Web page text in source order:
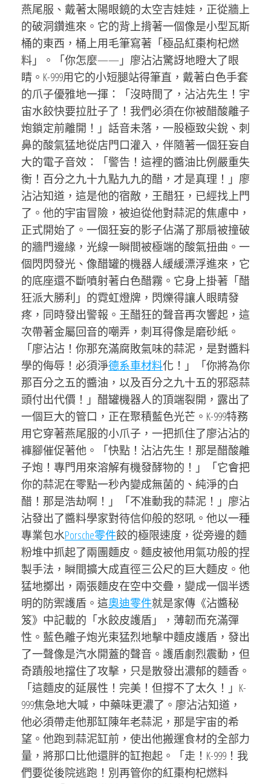
燕尾服、戴著太陽眼鏡的太空吉娃娃，正從牆上
的破洞鑽進來。它的背上揹著一個像是小型瓦斯
桶的東西，桶上用毛筆寫著「極品紅棗枸杞燃
料」。「你怎麼——」廖沾沾驚訝地瞪大了眼
睛。K-999用它的小短腿站得筆直，戴著白色手套
的爪子優雅地一揮：「沒時間了，沾沾先生！宇
宙水餃快要拉肚子了！我們必須在你被醋酸離子
炮鎖定前離開！」話音未落，一股極致尖銳、刺
鼻的酸氣猛地從店門口灌入，伴隨著一個狂妄自
大的電子音效：「警告！這裡的醬油比例嚴重失
衡！百分之九十九點九九的醋，才是真理！」廖
沾沾知道，這是他的宿敵，王醋狂，已經找上門
了。他的宇宙冒險，被迫從他對蒜泥的焦慮中，
正式開始了。一個狂妄的影子佔滿了那扇被撞破
的牆門邊緣，光線一瞬間被極端的酸氣扭曲。一
個閃閃發光、像醋罐的機器人緩緩漂浮進來，它
的底座還不斷噴射著白色醋霧。它身上掛著「醋
狂派大勝利」的霓虹燈牌，閃爍得讓人眼睛發
疼，同時發出警報。王醋狂的聲音再次響起，這
次帶著金屬回音的嘲弄，刺耳得像是磨砂紙。
「廖沾沾！你那充滿腐敗氣味的蒜泥，是對醬料
學的侮辱！必須淨德系車材料化！」「你將為你
那百分之五的醬油，以及百分之九十五的邪惡蒜
頭付出代價！」醋罐機器人的頂端裂開，露出了
一個巨大的管口，正在聚積藍色光芒。K-999特務
用它穿著燕尾服的小爪子，一把抓住了廖沾沾的
褲腳催促著他。「快點！沾沾先生！那是醋酸離
子炮！專門用來溶解有機發酵物的！」「它會把
你的蒜泥在零點一秒內變成無菌的、純淨的白
醋！那是浩劫啊！」「不准動我的蒜泥！」廖沾
沾發出了醬料學家對待信仰般的怒吼。他以一種
專業包水Porsche零件餃的極限速度，從旁邊的麵
粉堆中抓起了兩團麵皮。麵皮被他用氣功般的捏
製手法，瞬間擴大成直徑三公尺的巨大麵皮。他
猛地擲出，兩張麵皮在空中交疊，變成一個半透
明的防禦護盾。這奧迪零件就是家傳《沾醬秘
笈》中記載的「水餃皮護盾」，薄韌而充滿彈
性。藍色離子炮光束猛烈地擊中麵皮護盾，發出
了一聲像是汽水開蓋的聲音。護盾劇烈震動，但
奇蹟般地擋住了攻擊，只是散發出濃郁的麵香。
「這麵皮的延展性！完美！但撐不了太久！」K-
999焦急地大喊，中藥味更濃了。廖沾沾知道，
他必須帶走他那缸陳年老蒜泥，那是宇宙的希
望。他跑到蒜泥缸前，使出他搬運食材的全部力
量，將那口比他還胖的缸抱起。「走！K-999！我
們要從後院逃跑！別再管你的紅棗枸杞燃料